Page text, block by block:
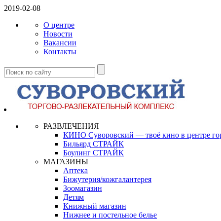
2019-02-08
О центре
Новости
Вакансии
Контакты
РАЗВЛЕЧЕНИЯ
КИНО Суворовский — твоё кино в центре
Бильярд СТРАЙК
Боулинг СТРАЙК
МАГАЗИНЫ
Аптека
Бижутерия/кожгалантерея
Зоомагазин
Детям
Книжный магазин
Нижнее и постельное белье